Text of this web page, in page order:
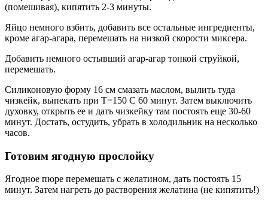
(помешивая), кипятить 2-3 минуты.
Яйцо немного взбить, добавить все остальные ингредиенты,
кроме агар-агара, перемешать на низкой скорости миксера.
Добавить немного остывший агар-агар тонкой струйкой,
перемешать.
Силиконовую форму 16 см смазать маслом, вылить туда
чизкейк, выпекать при Т=150 С 60 минут. Затем выключить
духовку, открыть ее и дать чизкейку там постоять еще 30-60
минут. Достать, остудить, убрать в холодильник на несколько
часов.
Готовим ягодную прослойку
Ягодное пюре перемешать с желатином, дать постоять 15
минут. Затем нагреть до растворения желатина (не кипятить!)